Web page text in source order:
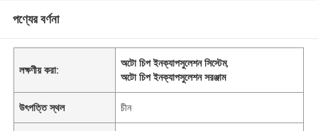
পণ্যের বর্ণনা
লক্ষণীয় করা:
অটো চিপ ইনক্যাপসুলেশন সিস্টেম,
অটো চিপ ইনক্যাপসুলেশন সরঞ্জাম
উৎপত্তি স্থল চীন